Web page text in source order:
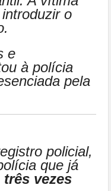
o
e
à polícia
pela
policial,
que já
três vezes